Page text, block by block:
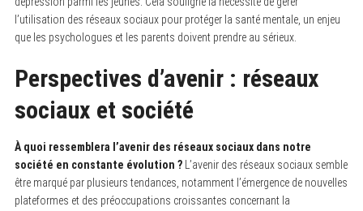
l’utilisation des réseaux sociaux pour protéger la santé mentale, un enjeu
que les psychologues et les parents doivent prendre au sérieux.
Perspectives d’avenir : réseaux
sociaux et société
À quoi ressemblera l’avenir des réseaux sociaux dans notre
société en constante évolution ?L’avenir des réseaux sociaux semble
être marqué par plusieurs tendances, notamment l’émergence de nouvelles
plateformes et des préoccupations croissantes concernant la